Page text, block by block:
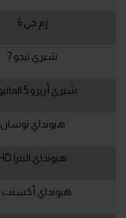
إم جي 6
شيري تيجو 7
شيري أريزو 5 المانيوال
هيونداي توسان
هيونداي النترا HD
هيونداي أكسنت R